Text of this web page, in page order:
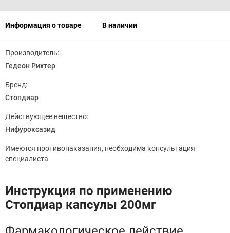
Информация о товаре В наличии
Производитель:
Гедеон Рихтер
Бренд:
Стопдиар
Действующее вещество:
Нифуроксазид
Имеются противопаказания, необходима консультация
специалиста
Инструкция по применению
Стопдиар капсулы 200мг